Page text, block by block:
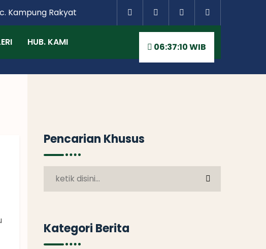
Kampung Rakyat
HUB. KAMI 06:37:10 WIB
Pencarian Khusus
Kategori Berita